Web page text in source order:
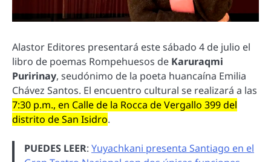
Alastor Editores presentará este sábado 4 de julio el
libro de poemas Rompehuesos de Karuraqmi
Puririnay, seudónimo de la poeta huancaína Emilia
Chávez Santos. El encuentro cultural se realizará a las
7:30 p.m., en Calle de la Rocca de Vergallo 399 del
distrito de San Isidro.
PUEDES LEER: Yuyachkani presenta Santiago en el